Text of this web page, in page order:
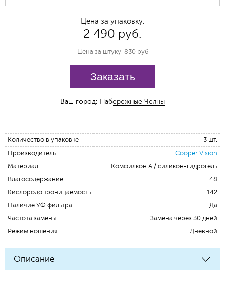
Цена за упаковку:
2 490 руб.
Цена за штуку: 830 руб
Заказать
Ваш город: Набережные Челны
Количество в упаковке
3 шт.
Производитель
Cooper Vision
Материал
Комфилкон А / силикон-гидрогель
Влагосодержание
48
Кислородопроницаемость
142
Наличие УФ фильтра
Да
Частота замены
Замена через 30 дней
Режим ношения
Дневной
Описание